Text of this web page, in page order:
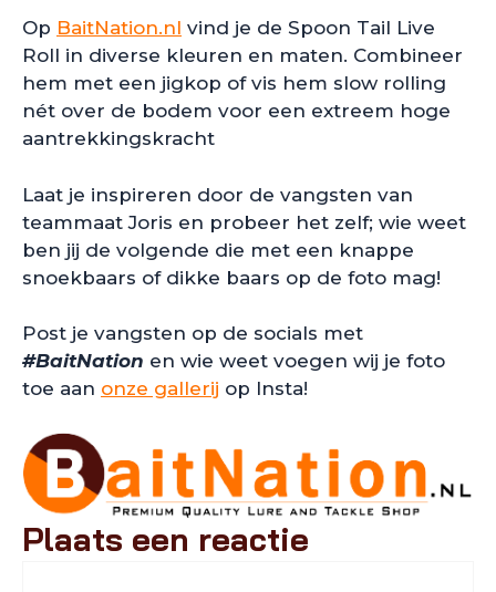
Op BaitNation.nl vind je de Spoon Tail Live
Roll in diverse kleuren en maten. Combineer
hem met een jigkop of vis hem slow rolling
nét over de bodem voor een extreem hoge
aantrekkingskracht
Laat je inspireren door de vangsten van
teammaat Joris en probeer het zelf; wie weet
ben jij de volgende die met een knappe
snoekbaars of dikke baars op de foto mag!
Post je vangsten op de socials met
#BaitNation en wie weet voegen wij je foto
toe aan onze gallerij op Insta!
Plaats een reactie